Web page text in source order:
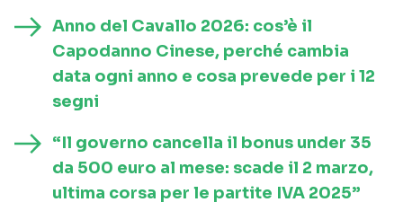
Anno del Cavallo 2026: cos’è il
Capodanno Cinese, perché cambia
data ogni anno e cosa prevede per i 12
segni
“Il governo cancella il bonus under 35
da 500 euro al mese: scade il 2 marzo,
ultima corsa per le partite IVA 2025”